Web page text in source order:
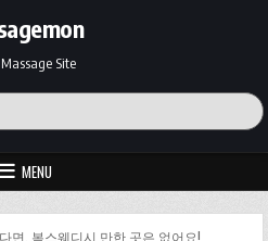
Massage Site
MENU
면, 봄스웨디시 만한 곳은 없어요!